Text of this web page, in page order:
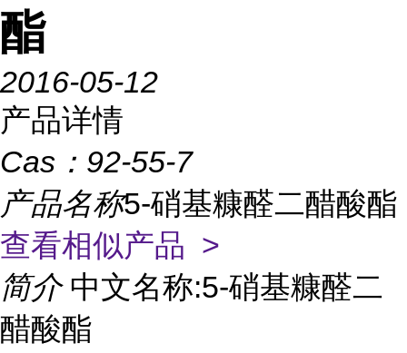
酯
2016-05-12
产品详情
Cas： 92-55-7
产品名称5-硝基糠醛二醋酸酯
查看相似产品 >
简介 中文名称:5-硝基糠醛二
醋酸酯